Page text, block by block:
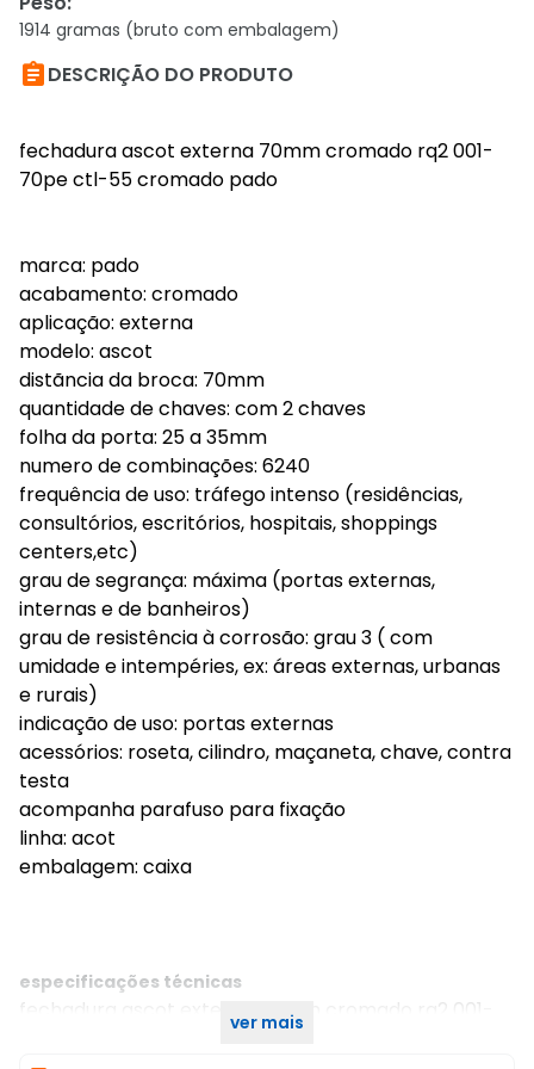
1914 gramas (bruto com embalagem)
DESCRIÇÃO DO PRODUTO
fechadura ascot externa 70mm cromado rq2 001-
70pe ctl-55 cromado pado
marca: pado
acabamento: cromado
aplicação: externa
modelo: ascot
distãncia da broca: 70mm
quantidade de chaves: com 2 chaves
folha da porta: 25 a 35mm
numero de combinações: 6240
frequência de uso: tráfego intenso (residências,
consultórios, escritórios, hospitais, shoppings
centers,etc)
grau de segrança: máxima (portas externas,
internas e de banheiros)
grau de resistência à corrosão: grau 3 ( com
umidade e intempéries, ex: áreas externas, urbanas
e rurais)
indicação de uso: portas externas
acessórios: roseta, cilindro, maçaneta, chave, contra
testa
acompanha parafuso para fixação
linha: acot
embalagem: caixa
especificações técnicas
fechadura ascot externa 70mm cromado rq2 001-
ver mais